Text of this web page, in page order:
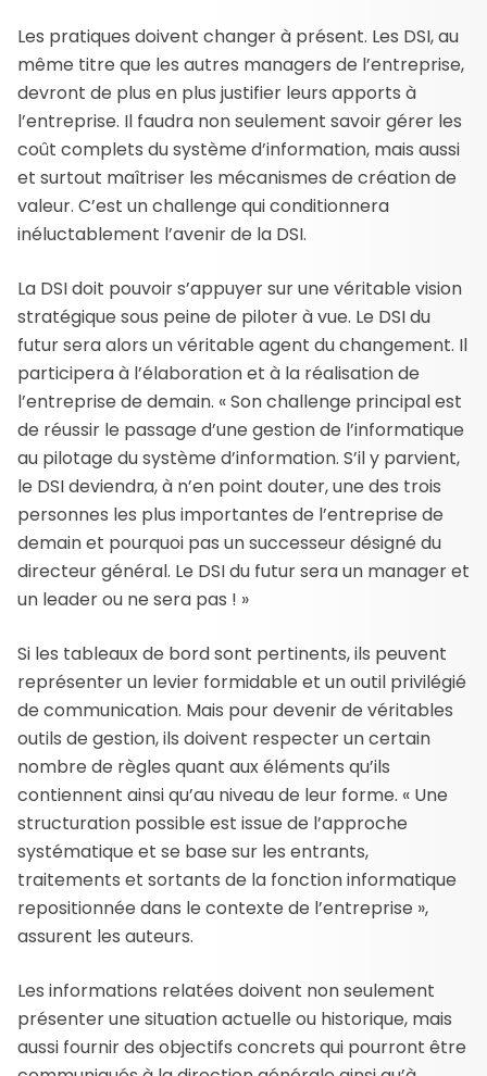
Les pratiques doivent changer à présent. Les DSI, au
même titre que les autres managers de l’entreprise,
devront de plus en plus justifier leurs apports à
l’entreprise. Il faudra non seulement savoir gérer les
coût complets du système d’information, mais aussi
et surtout maîtriser les mécanismes de création de
valeur. C’est un challenge qui conditionnera
inéluctablement l’avenir de la DSI.
La DSI doit pouvoir s’appuyer sur une véritable vision
stratégique sous peine de piloter à vue. Le DSI du
futur sera alors un véritable agent du changement. Il
participera à l’élaboration et à la réalisation de
l’entreprise de demain. « Son challenge principal est
de réussir le passage d’une gestion de l’informatique
au pilotage du système d’information. S’il y parvient,
le DSI deviendra, à n’en point douter, une des trois
personnes les plus importantes de l’entreprise de
demain et pourquoi pas un successeur désigné du
directeur général. Le DSI du futur sera un manager et
un leader ou ne sera pas ! »
Si les tableaux de bord sont pertinents, ils peuvent
représenter un levier formidable et un outil privilégié
de communication. Mais pour devenir de véritables
outils de gestion, ils doivent respecter un certain
nombre de règles quant aux éléments qu’ils
contiennent ainsi qu’au niveau de leur forme. « Une
structuration possible est issue de l’approche
systématique et se base sur les entrants,
traitements et sortants de la fonction informatique
repositionnée dans le contexte de l’entreprise »,
assurent les auteurs.
Les informations relatées doivent non seulement
présenter une situation actuelle ou historique, mais
aussi fournir des objectifs concrets qui pourront être